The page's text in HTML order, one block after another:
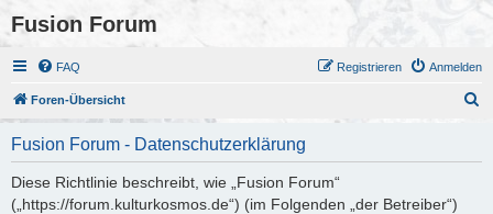
Fusion Forum
FAQ Anmelden
Registrieren
Foren-Übersicht
Fusion Forum - Datenschutzerklärung
Diese Richtlinie beschreibt, wie „Fusion Forum“
(„https://forum.kulturkosmos.de“) (im Folgenden „der Betreiber“)